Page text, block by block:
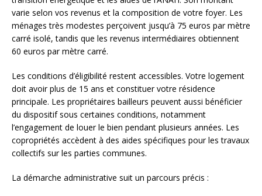
varie selon vos revenus et la composition de votre foyer. Les
ménages très modestes perçoivent jusqu’à 75 euros par mètre
carré isolé, tandis que les revenus intermédiaires obtiennent
60 euros par mètre carré.
Les conditions d’éligibilité restent accessibles. Votre logement
doit avoir plus de 15 ans et constituer votre résidence
principale. Les propriétaires bailleurs peuvent aussi bénéficier
du dispositif sous certaines conditions, notamment
l’engagement de louer le bien pendant plusieurs années. Les
copropriétés accèdent à des aides spécifiques pour les travaux
collectifs sur les parties communes.
La démarche administrative suit un parcours précis :